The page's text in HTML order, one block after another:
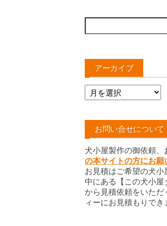
索:
アーカイブ
ア
ー
イ
お問い合せについて
犬小屋製作の御依頼、
の本サイトの方にお願
お見積はご希望の犬
中にある【この犬小
から見積依頼をいた
ィーにお見積もりでき